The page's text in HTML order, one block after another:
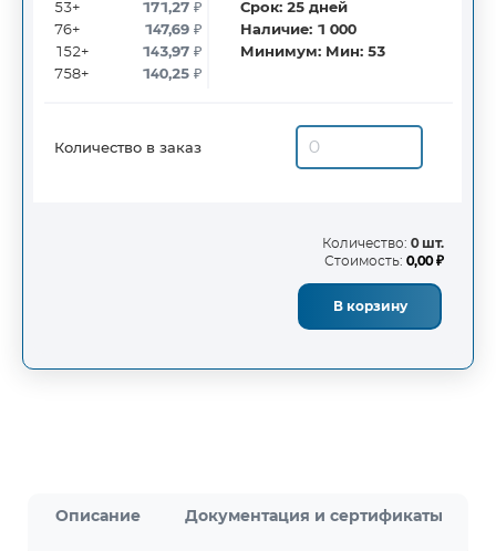
53+
76+
152+
758+
171,27₽
147,69₽
143,97₽
140,25₽
Срок:25дней
Наличие: 1 000
Минимум: Мин: 53
Количество в заказ
Количество: 0 шт.
Стоимость: 0,00 ₽
В корзину
Описание Документация и сертификаты